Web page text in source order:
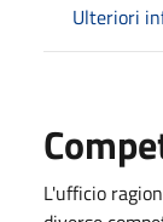
Ulteriori
L'ufficio